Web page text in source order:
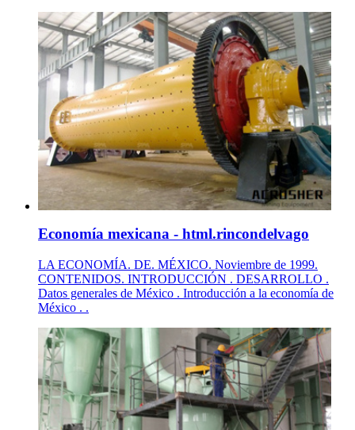
Economía mexicana - html.rincondelvago
LA ECONOMÍA. DE. MÉXICO. Noviembre de 1999.
CONTENIDOS. INTRODUCCIÓN . DESARROLLO .
Datos generales de México . Introducción a la economía de
México . .